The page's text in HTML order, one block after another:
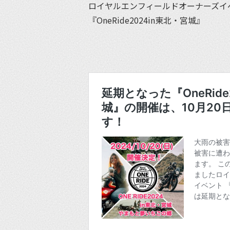
ロイヤルエンフィールドオーナーズ
『OneRide2024in東北・宮城』